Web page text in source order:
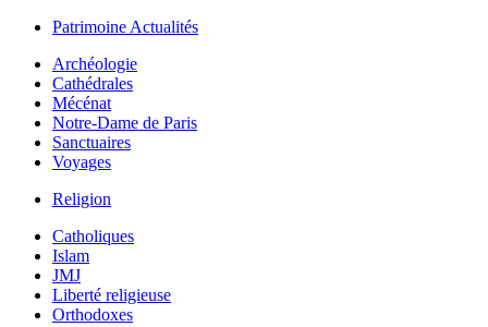
Patrimoine Actualités
Archéologie
Cathédrales
Mécénat
Notre-Dame de Paris
Sanctuaires
Voyages
Religion
Catholiques
Islam
JMJ
Liberté religieuse
Orthodoxes